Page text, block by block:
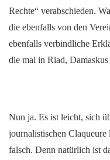
Rechte“ verabschieden.
die ebenfalls von den
ebenfalls verbindliche
die mal in Riad,
Nun ja. Es ist leicht, sich
journalistischen Claqueure
falsch. Denn natürlich ist